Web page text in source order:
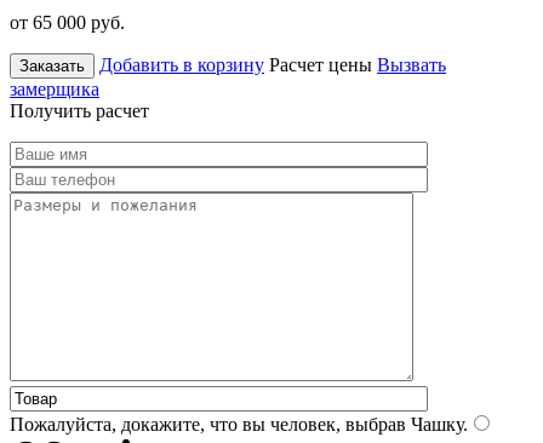
от 65 000 руб.
Заказать Добавить в корзину Расчет цены Вызвать
замерщика
Получить расчет
Пожалуйста, докажите, что вы человек, выбрав Чашку.